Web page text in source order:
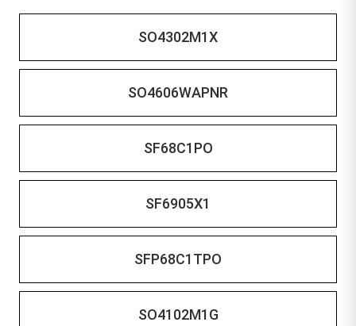
SO4302M1X
SO4606WAPNR
SF68C1PO
SF6905X1
SFP68C1TPO
SO4102M1G